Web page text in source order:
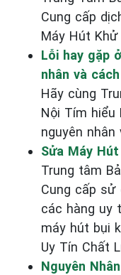
Cung cấp
Máy Hút
Lỗi hay gặp
nhân và
Hãy cùng
Nội Tím hiểu
nguyên
Sửa Máy
Trung tâm
Cung cấp sử
các hàng uy
máy hút bụi
Uy Tín Chất
Nguyên